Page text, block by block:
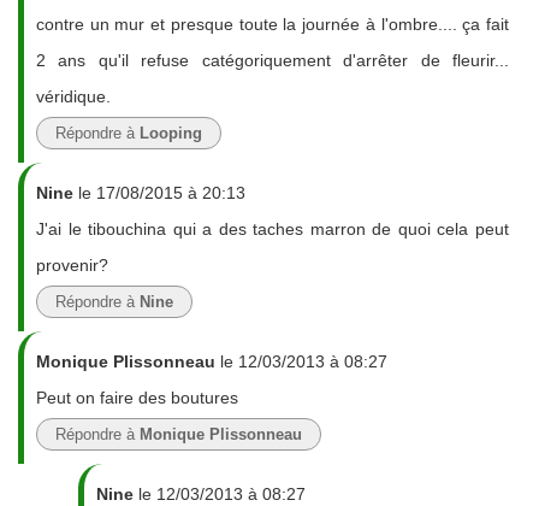
contre un mur et presque toute la journée à l'ombre.... ça fait
2 ans qu'il refuse catégoriquement d'arrêter de fleurir...
véridique.
Répondre à Looping
Nine le 17/08/2015 à 20:13
J'ai le tibouchina qui a des taches marron de quoi cela peut
provenir?
Répondre à Nine
Monique Plissonneau le 12/03/2013 à 08:27
Peut on faire des boutures
Répondre à Monique Plissonneau
Nine le 12/03/2013 à 08:27